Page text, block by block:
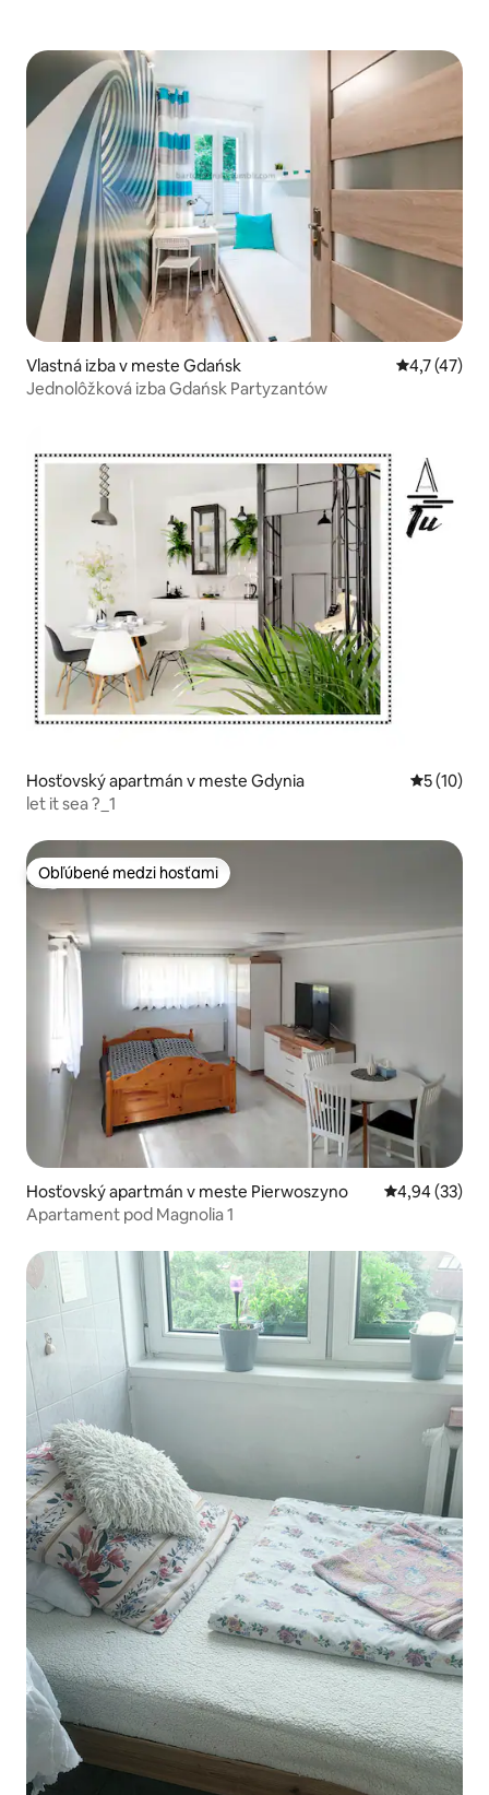
Vlastná izba v meste Gdańsk Priemerné
4,7 (47)
Jednolôžková izba Gdańsk Partyzantów
Hosťovský apartmán v meste Gdynia
5 (10)
let it sea ?_1
Obľúbené medzi hosťami
Obľúbené medzi hosťami
Hosťovský apartmán v meste Pierwoszyno Priemerné
4,94 (33)
Apartament pod Magnolia 1